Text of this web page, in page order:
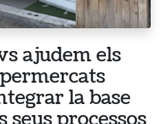
ajudem els
la base